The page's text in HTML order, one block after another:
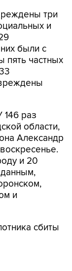
три
и
были с
пять частных
146 раз
области,
Александр
и 20
и
сбиты